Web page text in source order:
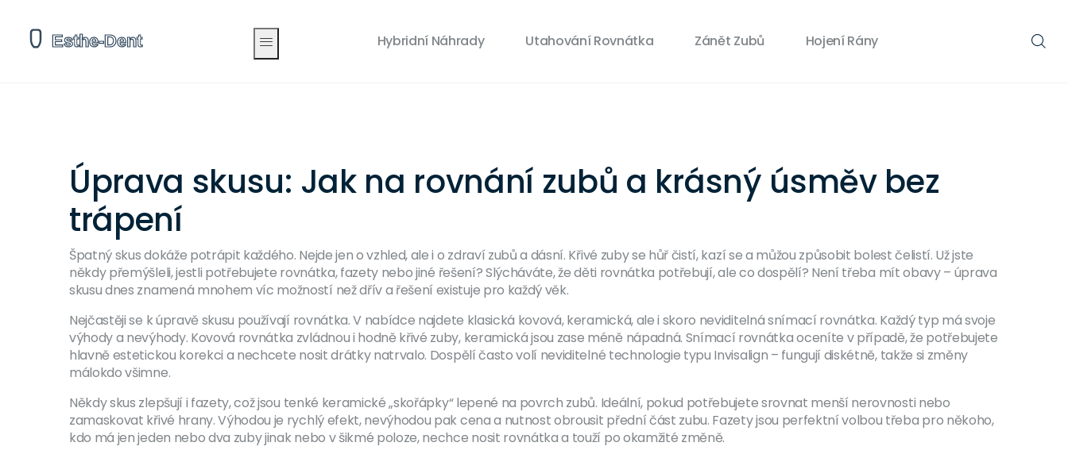
Hybridní Náhrady Utahování Rovnátka Zánět Zubů Hojení Rány
Úprava skusu: Jak na rovnání zubů a krásný úsměv bez
trápení
Špatný skus dokáže potrápit každého. Nejde jen o vzhled, ale i o zdraví zubů a dásní. Křivé zuby se hůř čistí, kazí se a můžou způsobit bolest čelistí. Už jste
někdy přemýšleli, jestli potřebujete rovnátka, fazety nebo jiné řešení? Slýcháváte, že děti rovnátka potřebují, ale co dospělí? Není třeba mít obavy – úprava
skusu dnes znamená mnohem víc možností než dřív a řešení existuje pro každý věk.
Nejčastěji se k úpravě skusu používají rovnátka. V nabídce najdete klasická kovová, keramická, ale i skoro neviditelná snímací rovnátka. Každý typ má svoje
výhody a nevýhody. Kovová rovnátka zvládnou i hodně křivé zuby, keramická jsou zase méně nápadná. Snímací rovnátka oceníte v případě, že potřebujete
hlavně estetickou korekci a nechcete nosit drátky natrvalo. Dospělí často volí neviditelné technologie typu Invisalign – fungují diskétně, takže si změny
málokdo všimne.
Někdy skus zlepšují i fazety, což jsou tenké keramické „skořápky“ lepené na povrch zubů. Ideální, pokud potřebujete srovnat menší nerovnosti nebo
zamaskovat křivé hrany. Výhodou je rychlý efekt, nevýhodou pak cena a nutnost obrousit přední část zubu. Fazety jsou perfektní volbou třeba pro někoho,
kdo má jen jeden nebo dva zuby jinak nebo v šikmé poloze, nechce nosit rovnátka a touží po okamžité změně.